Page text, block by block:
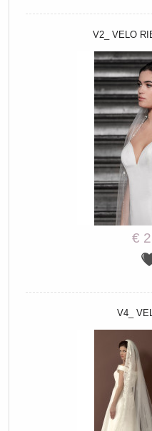
V2_ VELO
€
V4_